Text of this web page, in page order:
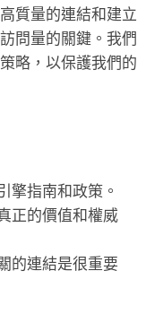
質量的連結和建立
問量的關鍵。我們
略，以保護我們的
擎指南和政策。
正的價值和權威
的連結是很重要